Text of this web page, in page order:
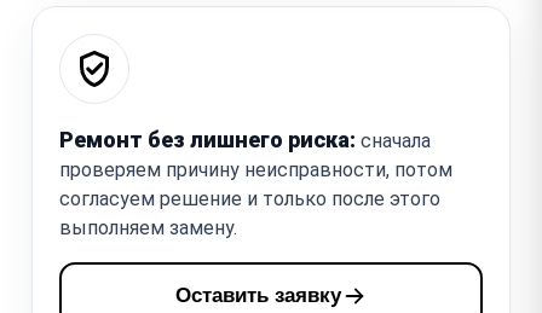
Ремонт без лишнего риска: сначала
проверяем причину неисправности, потом
согласуем решение и только после этого
выполняем замену.
Оставить заявку